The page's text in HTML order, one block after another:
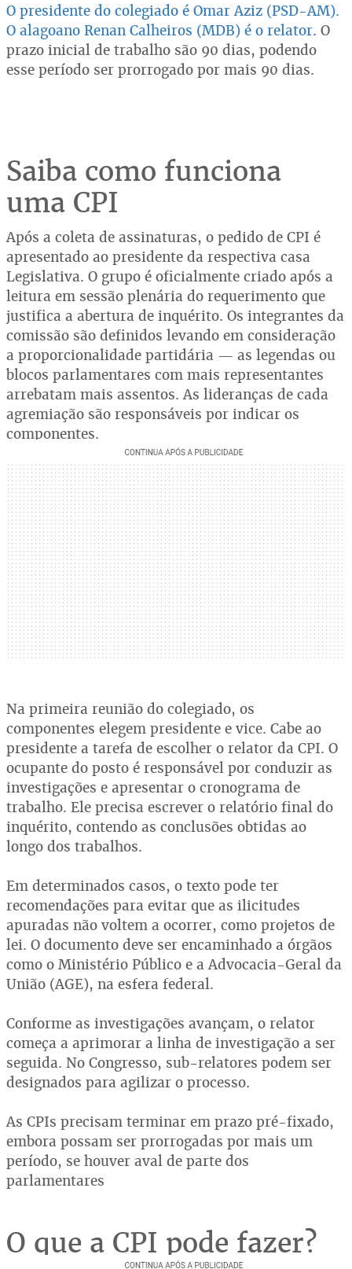
O presidente do colegiado é Omar Aziz (PSD-AM).
O alagoano Renan Calheiros (MDB) é o relator. O
prazo inicial de trabalho são 90 dias, podendo
esse período ser prorrogado por mais 90 dias.
Saiba como funciona
uma CPI
Após a coleta de assinaturas, o pedido de CPI é
apresentado ao presidente da respectiva casa
Legislativa. O grupo é oficialmente criado após a
leitura em sessão plenária do requerimento que
justifica a abertura de inquérito. Os integrantes da
comissão são definidos levando em consideração
a proporcionalidade partidária — as legendas ou
blocos parlamentares com mais representantes
arrebatam mais assentos. As lideranças de cada
agremiação são responsáveis por indicar os
componentes.
Na primeira reunião do colegiado, os
componentes elegem presidente e vice. Cabe ao
presidente a tarefa de escolher o relator da CPI. O
ocupante do posto é responsável por conduzir as
investigações e apresentar o cronograma de
trabalho. Ele precisa escrever o relatório final do
inquérito, contendo as conclusões obtidas ao
longo dos trabalhos.
Em determinados casos, o texto pode ter
recomendações para evitar que as ilicitudes
apuradas não voltem a ocorrer, como projetos de
lei. O documento deve ser encaminhado a órgãos
como o Ministério Público e a Advocacia-Geral da
União (AGE), na esfera federal.
Conforme as investigações avançam, o relator
começa a aprimorar a linha de investigação a ser
seguida. No Congresso, sub-relatores podem ser
designados para agilizar o processo.
As CPIs precisam terminar em prazo pré-fixado,
embora possam ser prorrogadas por mais um
período, se houver aval de parte dos
parlamentares
O que a CPI pode fazer?